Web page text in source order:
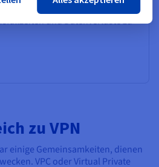
dass Failover-Mechanismen
und Datenverluste zu
zu VPN
einige Gemeinsamkeiten, dienen
VPC oder Virtual Private